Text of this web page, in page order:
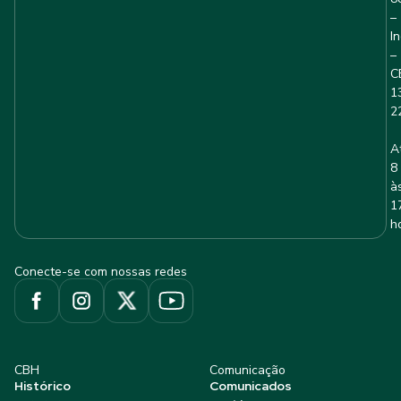
–
–
8
Conecte-se com nossas redes
CBH
Histórico
Comunicação
Comunicados